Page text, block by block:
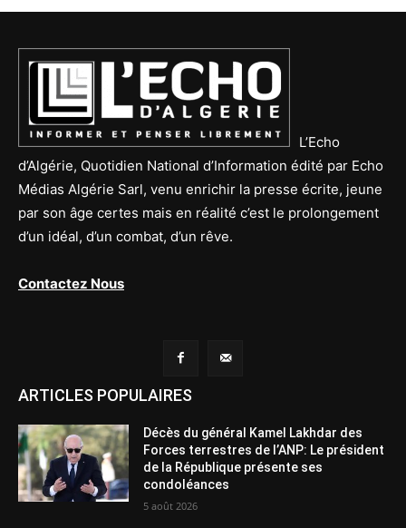
L’Echo
d’Algérie, Quotidien National d’Information édité par Echo
Médias Algérie Sarl, venu enrichir la presse écrite, jeune
par son âge certes mais en réalité c’est le prolongement
d’un idéal, d’un combat, d’un rêve.
Contactez Nous
ARTICLES POPULAIRES
Décès du général Kamel Lakhdar des
Forces terrestres de l’ANP: Le président
de la République présente ses
condoléances
5 août 2026